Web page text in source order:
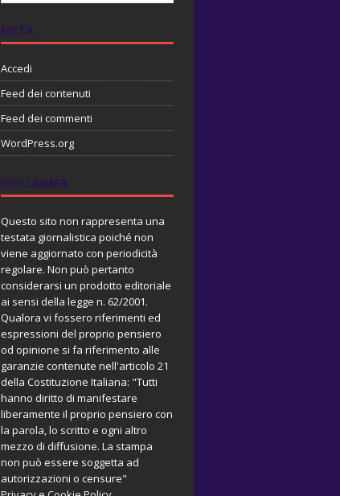
META
Accedi
Feed dei contenuti
Feed dei commenti
WordPress.org
DISCLAIMER
Questo sito non rappresenta una
testata giornalistica poiché non
viene aggiornato con periodicità
regolare. Non può pertanto
considerarsi un prodotto editoriale
ai sensi della legge n. 62/2001.
Qualora vi fossero riferimenti ed
espressioni del proprio pensiero
od opinione si fa riferimento alle
garanzie contenute nell'articolo 21
della Costituzione Italiana: "Tutti
hanno diritto di manifestare
liberamente il proprio pensiero con
la parola, lo scritto e ogni altro
mezzo di diffusione. La stampa
non può essere soggetta ad
autorizzazioni o censure"